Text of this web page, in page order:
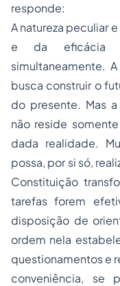
responde:
A natureza peculiar
e da eficácia
simultaneamente.
busca construir o
do presente. Mas
não reside
dada realidade.
possa, por si só,
Constituição
tarefas forem
disposição de
ordem nela
questionamentos e
conveniência, se